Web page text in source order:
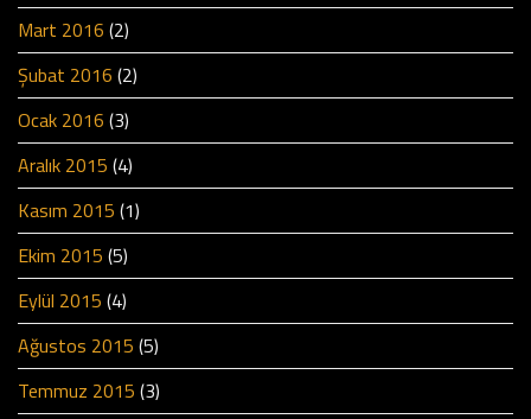
Mart 2016 (2)
Şubat 2016 (2)
Ocak 2016 (3)
Aralık 2015 (4)
Kasım 2015 (1)
Ekim 2015 (5)
Eylül 2015 (4)
Ağustos 2015 (5)
Temmuz 2015 (3)